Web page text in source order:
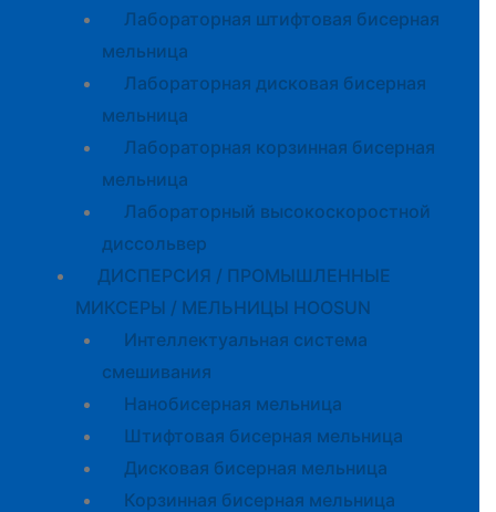
Лабораторная штифтовая бисерная
мельница
Лабораторная дисковая бисерная
мельница
Лабораторная корзинная бисерная
мельница
Лабораторный высокоскоростной
диссольвер
ДИСПЕРСИЯ / ПРОМЫШЛЕННЫЕ
МИКСЕРЫ / МЕЛЬНИЦЫ HOOSUN
Интеллектуальная система
смешивания
Нанобисерная мельница
Штифтовая бисерная мельница
Дисковая бисерная мельница
Корзинная бисерная мельница